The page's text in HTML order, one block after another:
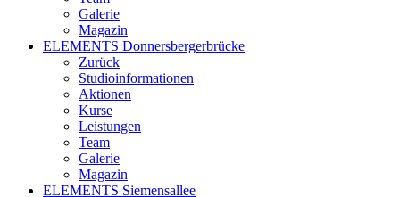
Galerie
Magazin
ELEMENTS Donnersbergerbrücke
Zurück
Studioinformationen
Aktionen
Kurse
Leistungen
Team
Galerie
Magazin
ELEMENTS Siemensallee